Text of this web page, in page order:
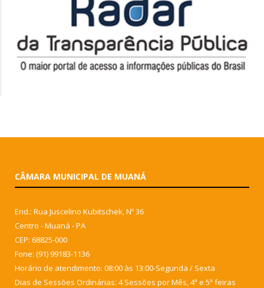
CÂMARA MUNICIPAL DE MUANÁ
End.: Rua Juscelino Kubitschek, Nº 36
Centro - Muaná - PA
CEP: 68825-000
Fone: (91) 99183-1136
Horário de atendimento: 08:00 às 13:00-Segunda / Sexta
Dias de Sessões Ordinárias: 4 Sessões por Mês, 4ª e 5ª feiras